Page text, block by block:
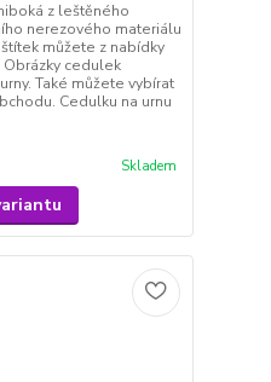
z leštěného
nerezového materiálu
můžete z nabídky
cedulek
Také můžete vybírat
Cedulku na urnu
Skladem